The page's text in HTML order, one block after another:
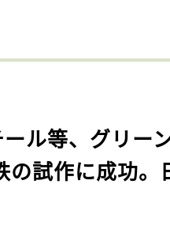
ール等、グリー
の試作に成功。